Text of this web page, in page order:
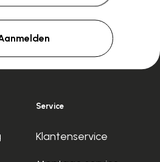
Service
Klantenservice